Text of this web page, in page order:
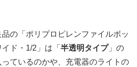
の「ポリプロピレンファイルボッ
ド・1/2」は「 半透明タイプ」の
ているのかや、充電器のライトの